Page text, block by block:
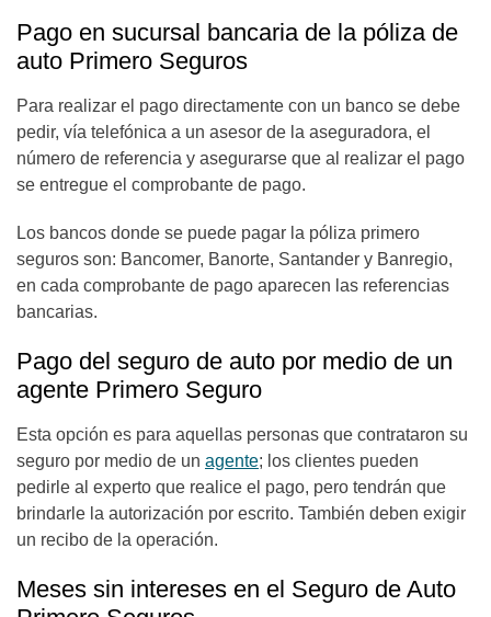
Pago en sucursal bancaria de la póliza de
auto Primero Seguros
Para realizar el pago directamente con un banco se debe
pedir, vía telefónica a un asesor de la aseguradora, el
número de referencia y asegurarse que al realizar el pago
se entregue el comprobante de pago.
Los bancos donde se puede pagar la póliza primero
seguros son: Bancomer, Banorte, Santander y Banregio,
en cada comprobante de pago aparecen las referencias
bancarias.
Pago del seguro de auto por medio de un
agente Primero Seguro
Esta opción es para aquellas personas que contrataron su
seguro por medio de un agente; los clientes pueden
pedirle al experto que realice el pago, pero tendrán que
brindarle la autorización por escrito. También deben exigir
un recibo de la operación.
Meses sin intereses en el Seguro de Auto